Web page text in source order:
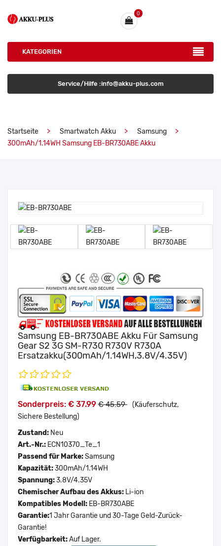
0
KATEGORIEN
Service/Hilfe :info@akku-plus.com
Startseite Smartwatch Akku
Samsung
300mAh/1.14WH Samsung EB-BR730ABE Akku
Samsung EB-BR730ABE Akku Für Samsung
Gear S2 3G SM-R730 R730V R730A
Ersatzakku(300mAh/1.14WH,3.8V/4.35V)
Sonderpreis: € 37.99 € 45.59 (Käuferschutz,
Sichere Bestellung)
Zustand: Neu
Art.-Nr.: ECN10370_Te_1
Passend für Marke:Samsung
Kapazität:300mAh/1.14WH
Spannung:3.8V/4.35V
Chemischer Aufbau des Akkus: Li-ion
Kompatibles Modell: EB-BR730ABE
Garantie:1 Jahr Garantie und 30-Tage Geld-Zurück-
Garantie!
Verfügbarkeit:Auf Lager.